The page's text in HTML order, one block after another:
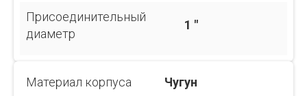
Присоединительный
диаметр
1 "
Материал корпуса Чугун